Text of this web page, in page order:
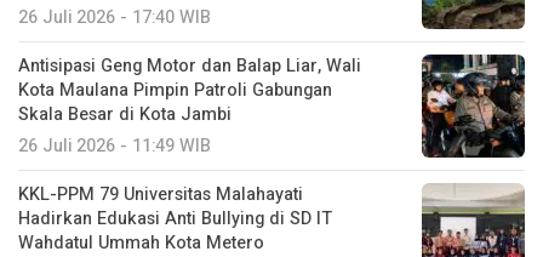
26 Juli 2026 - 17:40 WIB
Antisipasi Geng Motor dan Balap Liar, Wali
Kota Maulana Pimpin Patroli Gabungan
Skala Besar di Kota Jambi
26 Juli 2026 - 11:49 WIB
KKL-PPM 79 Universitas Malahayati
Hadirkan Edukasi Anti Bullying di SD IT
Wahdatul Ummah Kota Metero